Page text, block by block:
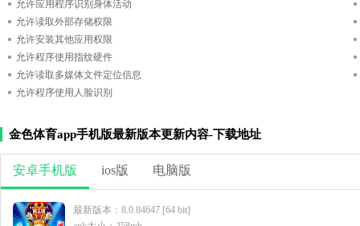
允许应用程序识别身体活动
允许读取外部存储权限
允许安装其他应用权限
允许程序使用指纹硬件
允许读取多媒体文件定位信息
允许程序使用人脸识别
金色体育app手机版最新版本更新内容-下载地址
安卓手机版 ios版 电脑版
最新版本：8.0.84647 [64 bit]